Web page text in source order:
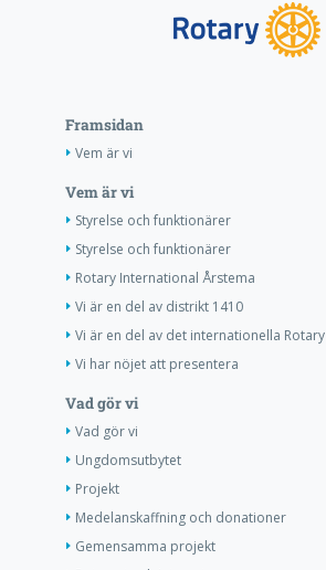
Framsidan
Vem är vi
Vem är vi
Styrelse och funktionärer
Styrelse och funktionärer
Rotary International Årstema
Vi är en del av distrikt 1410
Vi är en del av det internationella Rotary
Vi har nöjet att presentera
Vad gör vi
Vad gör vi
Ungdomsutbytet
Projekt
Medelanskaffning och donationer
Gemensamma projekt